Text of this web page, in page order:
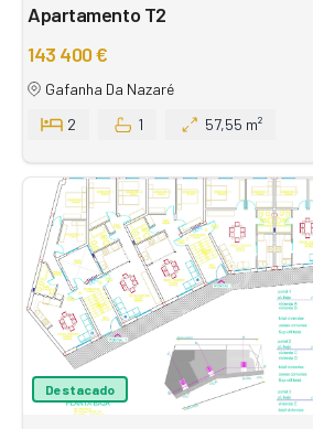
Apartamento T2
143 400 €
Gafanha Da Nazaré
2
1 57,55 m²
Destacado